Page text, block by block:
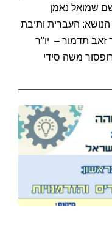
שמואל נאמן
העברית ותיבת
זאב תדמור – יו"ר
משה סידי